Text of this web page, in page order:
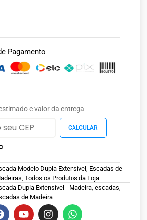
Pagamento
e valor da entrega
Modelo Dupla Extensível
Escadas de
Todos os Produtos da Loja
Dupla Extensível - Madeira escadas
de Madeira